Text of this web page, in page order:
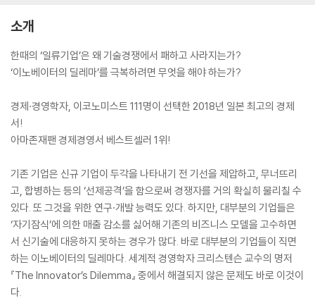
소개
한때의 ‘일류기업’은 왜 기술경쟁에서 패하고 사라지는가?
‘이노베이터의 딜레마’를 극복하려면 무엇을 해야 하는가?
경제·경영학자, 이코노미스트 111명이 선택한 2018년 일본 최고의 경제
서!
아마존재팬 경제경영서 베스트셀러 1위!
기존 기업은 신규 기업이 두각을 나타내기 전 기선을 제압하고, 무너뜨리
고, 합병하는 등의 ‘선제공격’을 함으로써 경쟁자를 거의 확실히 물리칠 수
있다. 또 그것을 위한 연구·개발 능력도 있다. 하지만, 대부분의 기업들은
‘자기잠식’에 의한 매출 감소를 싫어해 기존의 비즈니스 모델을 고수하면
서 신기술에 대응하지 못하는 경우가 많다. 바로 대부분의 기업들이 직면
하는 이노베이터의 딜레마다. 세계적 경영학자 크리스텐슨 교수의 명저
『The Innovator’s Dilemma』 중에서 해결되지 않은 문제도 바로 이것이
다.